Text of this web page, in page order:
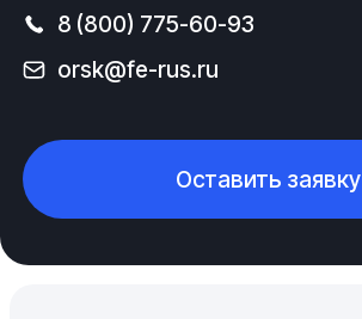
8 (800) 775-60-93
orsk@fe-rus.ru
Оставить заявку